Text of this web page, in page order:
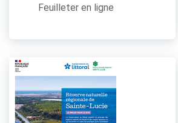
Feuilleter en ligne